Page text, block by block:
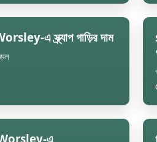
এ স্ক্র্যাপ গাড়ির দাম
এ